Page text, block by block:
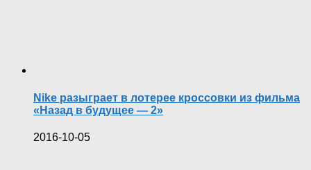
Nike разыграет в лотерее кроссовки из фильма
«Назад в будущее — 2»
2016-10-05